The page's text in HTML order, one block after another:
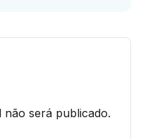
não será publicado.